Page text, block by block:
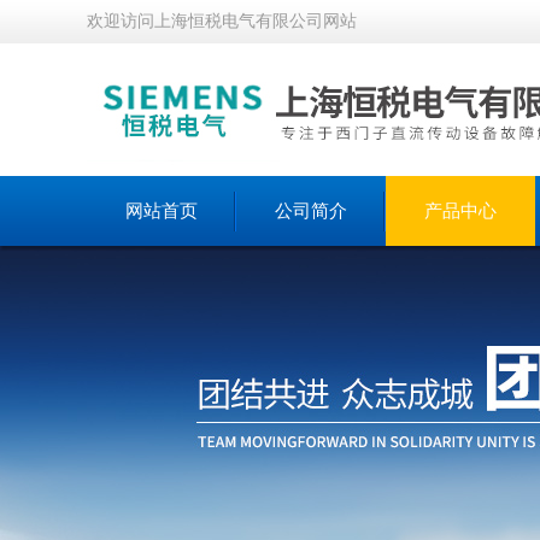
欢迎访问上海恒税电气有限公司网站
网站首页 公司简介 产品中心